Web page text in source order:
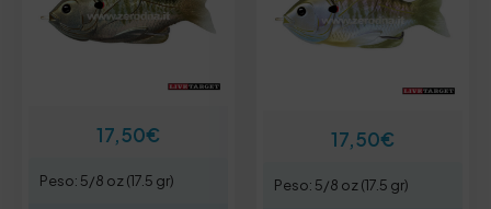
17,50€
Peso: 5/8 oz (17.5 gr)
17,50€
Peso: 5/8 oz (17.5 gr)